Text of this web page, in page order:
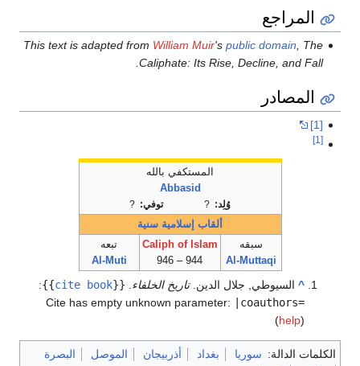
المراجع
This text is adapted from William Muir's public domain , The
Caliphate: Its Rise, Decline, and Fall.
المصادر
[1]
[1]
المستكفي بالله
Abbasid
وُلِد: ? توفي: ?
ألقاب إسلامية سنية
سبقه
Al-Muttaqi
Caliph of Islam
944 – 946
تبعه
Al-Muti
^ السيوطي, جلال الدين.تاريخ الخلفاء.
{{
cite book
}}
:
Cite has empty unknown parameter:
|coauthors=
(help)
الكلمات الدالة: سوريا بغداد أذربيجان الموصل
البصرة